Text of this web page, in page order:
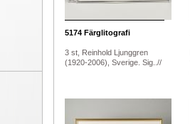
5174Färglitografi
3 st, Reinhold Ljunggren
(1920-2006), Sverige. Sig..//